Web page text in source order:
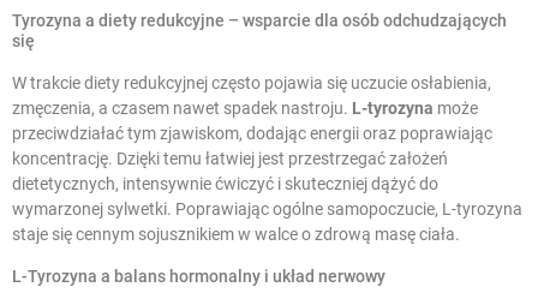
Tyrozyna a diety redukcyjne – wsparcie dla osób odchudzających
się
W trakcie diety redukcyjnej często pojawia się uczucie osłabienia,
zmęczenia, a czasem nawet spadek nastroju. L-tyrozyna może
przeciwdziałać tym zjawiskom, dodając energii oraz poprawiając
koncentrację. Dzięki temu łatwiej jest przestrzegać założeń
dietetycznych, intensywnie ćwiczyć i skuteczniej dążyć do
wymarzonej sylwetki. Poprawiając ogólne samopoczucie, L-tyrozyna
staje się cennym sojusznikiem w walce o zdrową masę ciała.
L-Tyrozyna a balans hormonalny i układ nerwowy